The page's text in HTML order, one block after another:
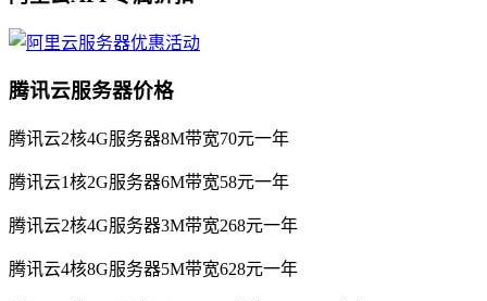
腾讯云服务器价格
腾讯云2核4G服务器8M带宽70元一年
腾讯云1核2G服务器6M带宽58元一年
腾讯云2核4G服务器3M带宽268元一年
腾讯云4核8G服务器5M带宽628元一年